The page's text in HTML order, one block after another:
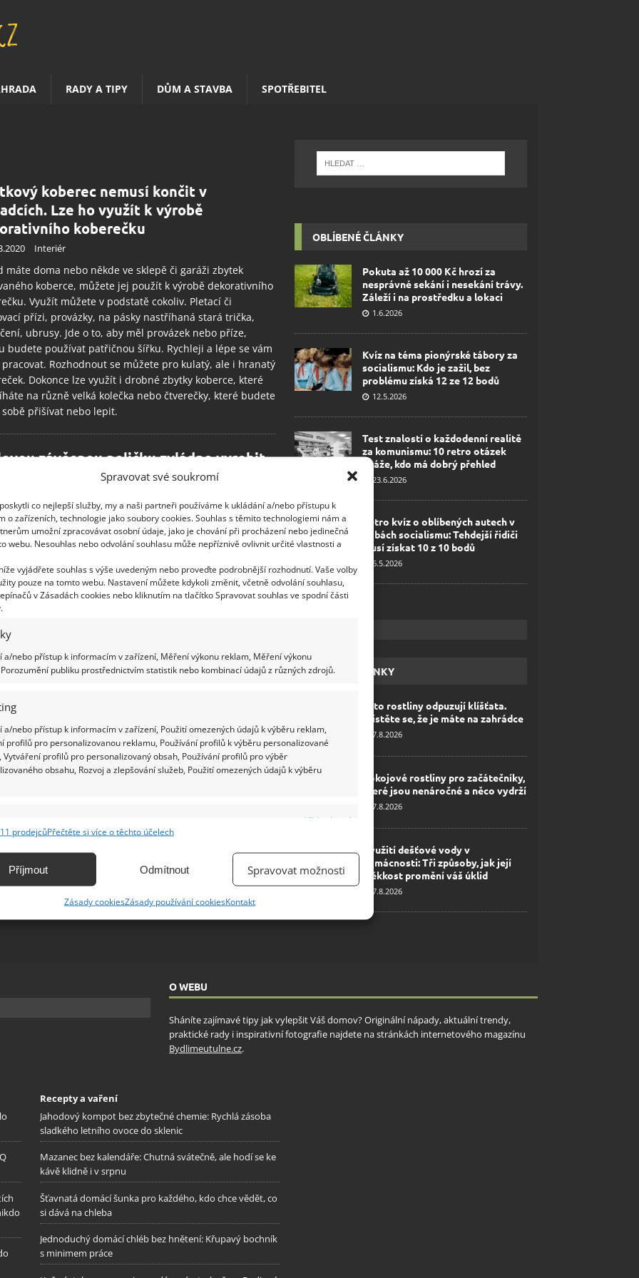
Spravovat své soukromí
co nejlepší služby, my a naši partneři používáme k ukládání a/nebo přístupu k
o zařízeních, technologie jako soubory cookies. Souhlas s těmito technologiemi nám a
umožní zpracovávat osobní údaje, jako je chování při procházení nebo jedinečná
webu. Nesouhlas nebo odvolání souhlasu může nepříznivě ovlivnit určité vlastnosti a
vyjádřete souhlas s výše uvedeným nebo proveďte podrobnější rozhodnutí. Vaše volby
pouze na tomto webu. Nastavení můžete kdykoli změnit, včetně odvolání souhlasu,
v Zásadách cookies nebo kliknutím na tlačítko Spravovat souhlas ve spodní části
a/nebo přístup k informacím v zařízení, Měření výkonu reklam, Měření výkonu
publiku prostřednictvím statistik nebo kombinací údajů z různých zdrojů.
a/nebo přístup k informacím v zařízení, Použití omezených údajů k výběru reklam,
profilů pro personalizovanou reklamu, Používání profilů k výběru personalizované
Vytváření profilů pro personalizovaný obsah, Používání profilů pro výběr
obsahu, Rozvoj a zlepšování služeb, Použití omezených údajů k výběru
Vždy aktivní
zařízení na základě automaticky přenášených informací.
aktivně vyžádaných informací.
a sdělování voleb ochrany osobních údajů.
prodejcůPřečtěte si více o těchto účelech
Příjmout Odmítnout Spravovat možnosti
Zásady cookiesZásady používání cookiesKontakt
RADY A TIPY DŮM A STAVBA SPOTŘEBITEL
koberec nemusí končit v
Lze ho využít k výrobě
koberečku
Interiér
máte doma nebo někde ve sklepě či garáži zbytek
koberce, můžete jej použít k výrobě dekorativního
Využít můžete v podstatě cokoliv. Pletací či
přízi, provázky, na pásky nastříhaná stará trička,
ubrusy. Jde o to, aby měl provázek nebo příze,
budete používat patřičnou šířku. Rychleji a lépe se vám
Rozhodnout se můžete pro kulatý, ale i hranatý
Dokonce lze využít i drobné zbytky koberce, které
na různě velká kolečka nebo čtverečky, které budete
sobě přišívat nebo lepit.
závěsnou poličku zvládne vyrobit
a rychle každý z nás
není nikdy dost. Zvlášť v kuchyni, kde člověk potřebuje
ruce spoustu užitečných věcí, ale i dekorace, které
prostor. Navíc je to právě kuchyně, kde často
staré pomocníky za nové. Napadlo vás někdy, že i
krájecí prkénko lze ještě použít?
OBLÍBENÉ ČLÁNKY
Pokuta až 10 000 Kč hrozí za
nesprávné sekání i nesekání trávy.
Záleží i na prostředku a lokaci
1.6.2026
Kvíz na téma pionýrské tábory za
socialismu: Kdo je zažil, bez
problému získá 12 ze 12 bodů
12.5.2026
Test znalostí o každodenní realitě
za komunismu: 10 retro otázek
ukáže, kdo má dobrý přehled
23.6.2026
Retro kvíz o oblíbených autech v
dobách socialismu: Tehdejší řidiči
musí získat 10 z 10 bodů
6.5.2026
ŽHAVÉ NOVINKY
Tyto rostliny odpuzují klíšťata.
Ujistěte se, že je máte na zahrádce
7.8.2026
Pokojové rostliny pro začátečníky,
které jsou nenáročné a něco vydrží
7.8.2026
Využití dešťové vody v
domácnosti: Tři způsoby, jak její
měkkost promění váš úklid
7.8.2026
O WEBU
Sháníte zajímavé tipy jak vylepšit Váš domov? Originální nápady, aktuální trendy,
praktické rady i inspirativní fotografie najdete na stránkách internetového magazínu
Bydlimeutulne.cz.
Recepty a vaření
Jahodový kompot bez zbytečné chemie: Rychlá zásoba
sladkého letního ovoce do sklenic
Mazanec bez kalendáře: Chutná svátečně, ale hodí se ke
kávě klidně i v srpnu
Šťavnatá domácí šunka pro každého, kdo chce vědět, co
si dává na chleba
Jednoduchý domácí chléb bez hnětení: Křupavý bochník
s minimem práce